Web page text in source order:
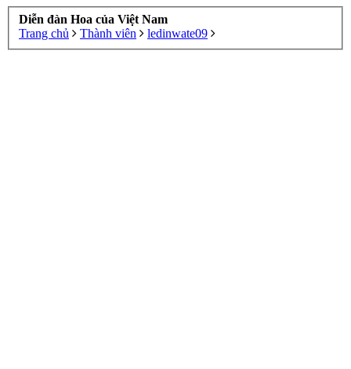
Diễn đàn Hoa của Việt Nam
Trang chủ
Thành viên ledinwate09